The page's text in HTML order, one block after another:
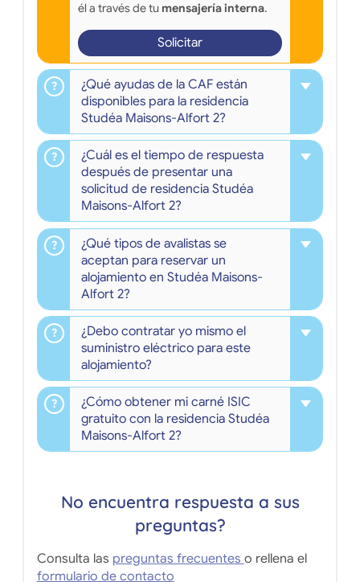
él a través de tu mensajería interna.
Solicitar
¿Qué ayudas de la CAF están
disponibles para la residencia
Studéa Maisons-Alfort 2?
¿Cuál es el tiempo de respuesta
después de presentar una
solicitud de residencia Studéa
Maisons-Alfort 2?
¿Qué tipos de avalistas se
aceptan para reservar un
alojamiento en Studéa Maisons-
Alfort 2?
¿Debo contratar yo mismo el
suministro eléctrico para este
alojamiento?
¿Cómo obtener mi carné ISIC
gratuito con la residencia Studéa
Maisons-Alfort 2?
No encuentra respuesta a sus
preguntas?
Consulta las preguntas frecuentes o rellena el
formulario de contacto